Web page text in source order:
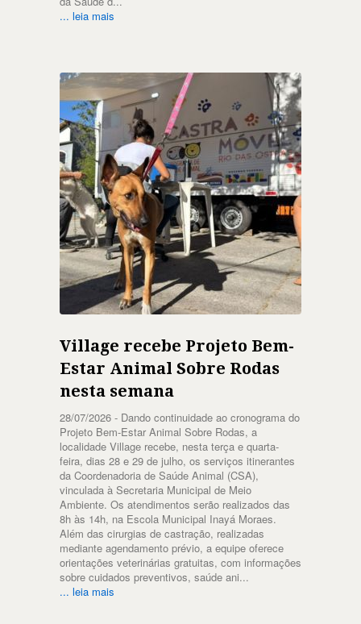
... leia mais
Village recebe Projeto Bem-
Estar Animal Sobre Rodas
nesta semana
28/07/2026 - Dando continuidade ao cronograma do
Projeto Bem-Estar Animal Sobre Rodas, a
localidade Village recebe, nesta terça e quarta-
feira, dias 28 e 29 de julho, os serviços itinerantes
da Coordenadoria de Saúde Animal (CSA),
vinculada à Secretaria Municipal de Meio
Ambiente. Os atendimentos serão realizados das
8h às 14h, na Escola Municipal Inayá Moraes.
Além das cirurgias de castração, realizadas
mediante agendamento prévio, a equipe oferece
orientações veterinárias gratuitas, com informações
sobre cuidados preventivos, saúde ani...
... leia mais